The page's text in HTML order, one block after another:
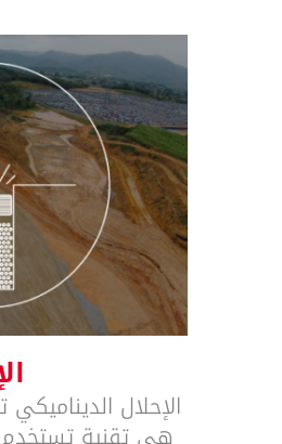
الإحلال الديناميكي